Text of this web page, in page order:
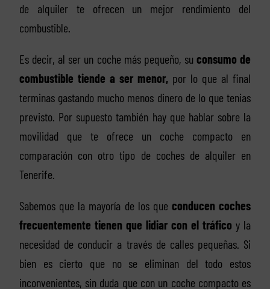
de alquiler te ofrecen un mejor rendimiento del
combustible.
Es decir, al ser un coche más pequeño, su consumo de
combustible tiende a ser menor, por lo que al final
terminas gastando mucho menos dinero de lo que tenias
previsto. Por supuesto también hay que hablar sobre la
movilidad que te ofrece un coche compacto en
comparación con otro tipo de coches de alquiler en
Tenerife.
Sabemos que la mayoría de los que conducen coches
frecuentemente tienen que lidiar con el tráfico y la
necesidad de conducir a través de calles pequeñas. Si
bien es cierto que no se eliminan del todo estos
inconvenientes, sin duda que con un coche compacto es